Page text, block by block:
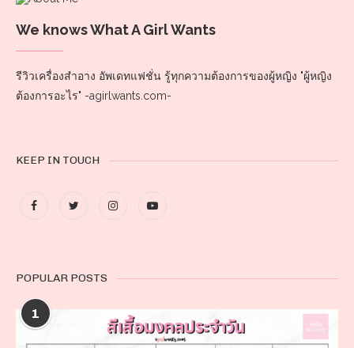
We knows What A Girl Wants
รีวิวเครื่องสำอาง อัพเดทแฟชั่น รู้ทุกความต้องการของผู้หญิง "ผู้หญิง
ต้องการอะไร" -agirlwants.com-
KEEP IN TOUCH
POPULAR POSTS
1